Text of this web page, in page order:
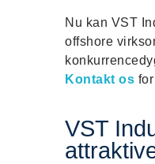
​Nu kan VST
offshore
Kontakt os
VST